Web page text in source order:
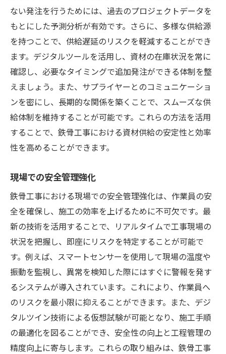
ない発注を行うためには、過去のプロジェクトデータを
もとにした予測分析が有効です。さらに、多様な供給源
を持つことで、供給遅延のリスクを軽減することができ
ます。デジタルツールを活用し、資材の在庫状況を常に
確認し、必要なタイミングで追加発注ができる体制を整
えましょう。また、サプライヤーとのコミュニケーショ
ンを密にし、長期的な関係を築くことで、スムーズな供
給体制を維持することが可能です。これらの方法を活用
することで、鉄骨工事における資材供給の安定性と効率
性を高めることができます。
現場での安全管理強化
鉄骨工事における現場での安全管理強化は、作業員の安
全を確保し、施工の効率を上げるために不可欠です。最
新の技術を活用することで、リアルタイムで工事現場の
状況を把握し、即座にリスクを特定することが可能で
す。例えば、スマートセンサーを使用して現場の温度や
振動を監視し、異常を検知した際にはすぐに警報を発す
るシステムが導入されています。これにより、作業員へ
のリスクを最小限に抑えることができます。また、デジ
タルツイン技術による仮想試験が可能となり、施工手順
の最適化を図ることができ、安全性の向上と工程管理の
精度向上に寄与します。これらの取り組みは、鉄骨工事